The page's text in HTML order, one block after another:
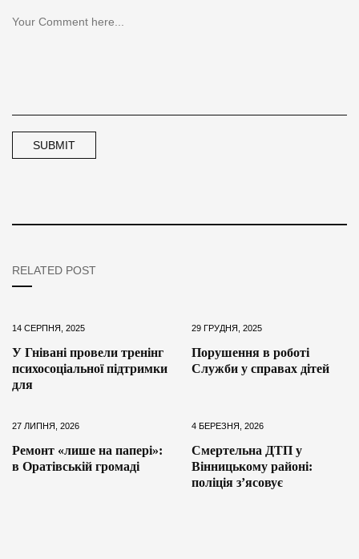
RELATED POST
14 СЕРПНЯ, 2025
У Гнівані провели тренінг
психосоціальної підтримки
для
29 ГРУДНЯ, 2025
Порушення в роботі
Служби у справах дітей
27 ЛИПНЯ, 2026
Ремонт «лише на папері»:
в Оратівській громаді
4 БЕРЕЗНЯ, 2026
Смертельна ДТП у
Вінницькому районі:
поліція з’ясовує